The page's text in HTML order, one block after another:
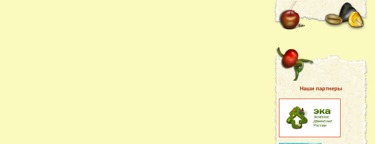
Наши партнеры